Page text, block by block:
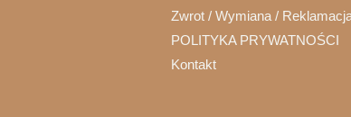
Zwrot / Wymiana /
POLITYKA PRYWATNOŚCI
Kontakt